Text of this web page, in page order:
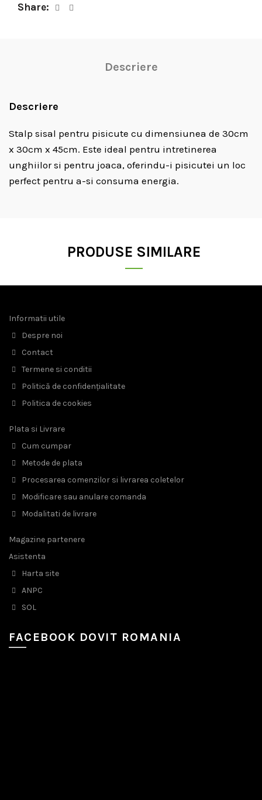
Share
Descriere
Descriere
Stalp sisal pentru pisicute cu dimensiunea de 30cm
x 30cm x 45cm. Este ideal pentru intretinerea
unghiilor si pentru joaca, oferindu-i pisicutei un loc
perfect pentru a-si consuma energia.
PRODUSE SIMILARE
Informatii utile
Despre noi
Contact
Termene si conditii
Politică de confidențialitate
Politica de cookies
Plata si Livrare
Cum cumpar
Metode de plata
Procesarea comenzilor si livrarea coletelor
Modificare sau anulare comanda
Modalitati de livrare
Magazine partenere
Asistenta
Harta site
ANPC
SOL
FACEBOOK DOVIT ROMANIA